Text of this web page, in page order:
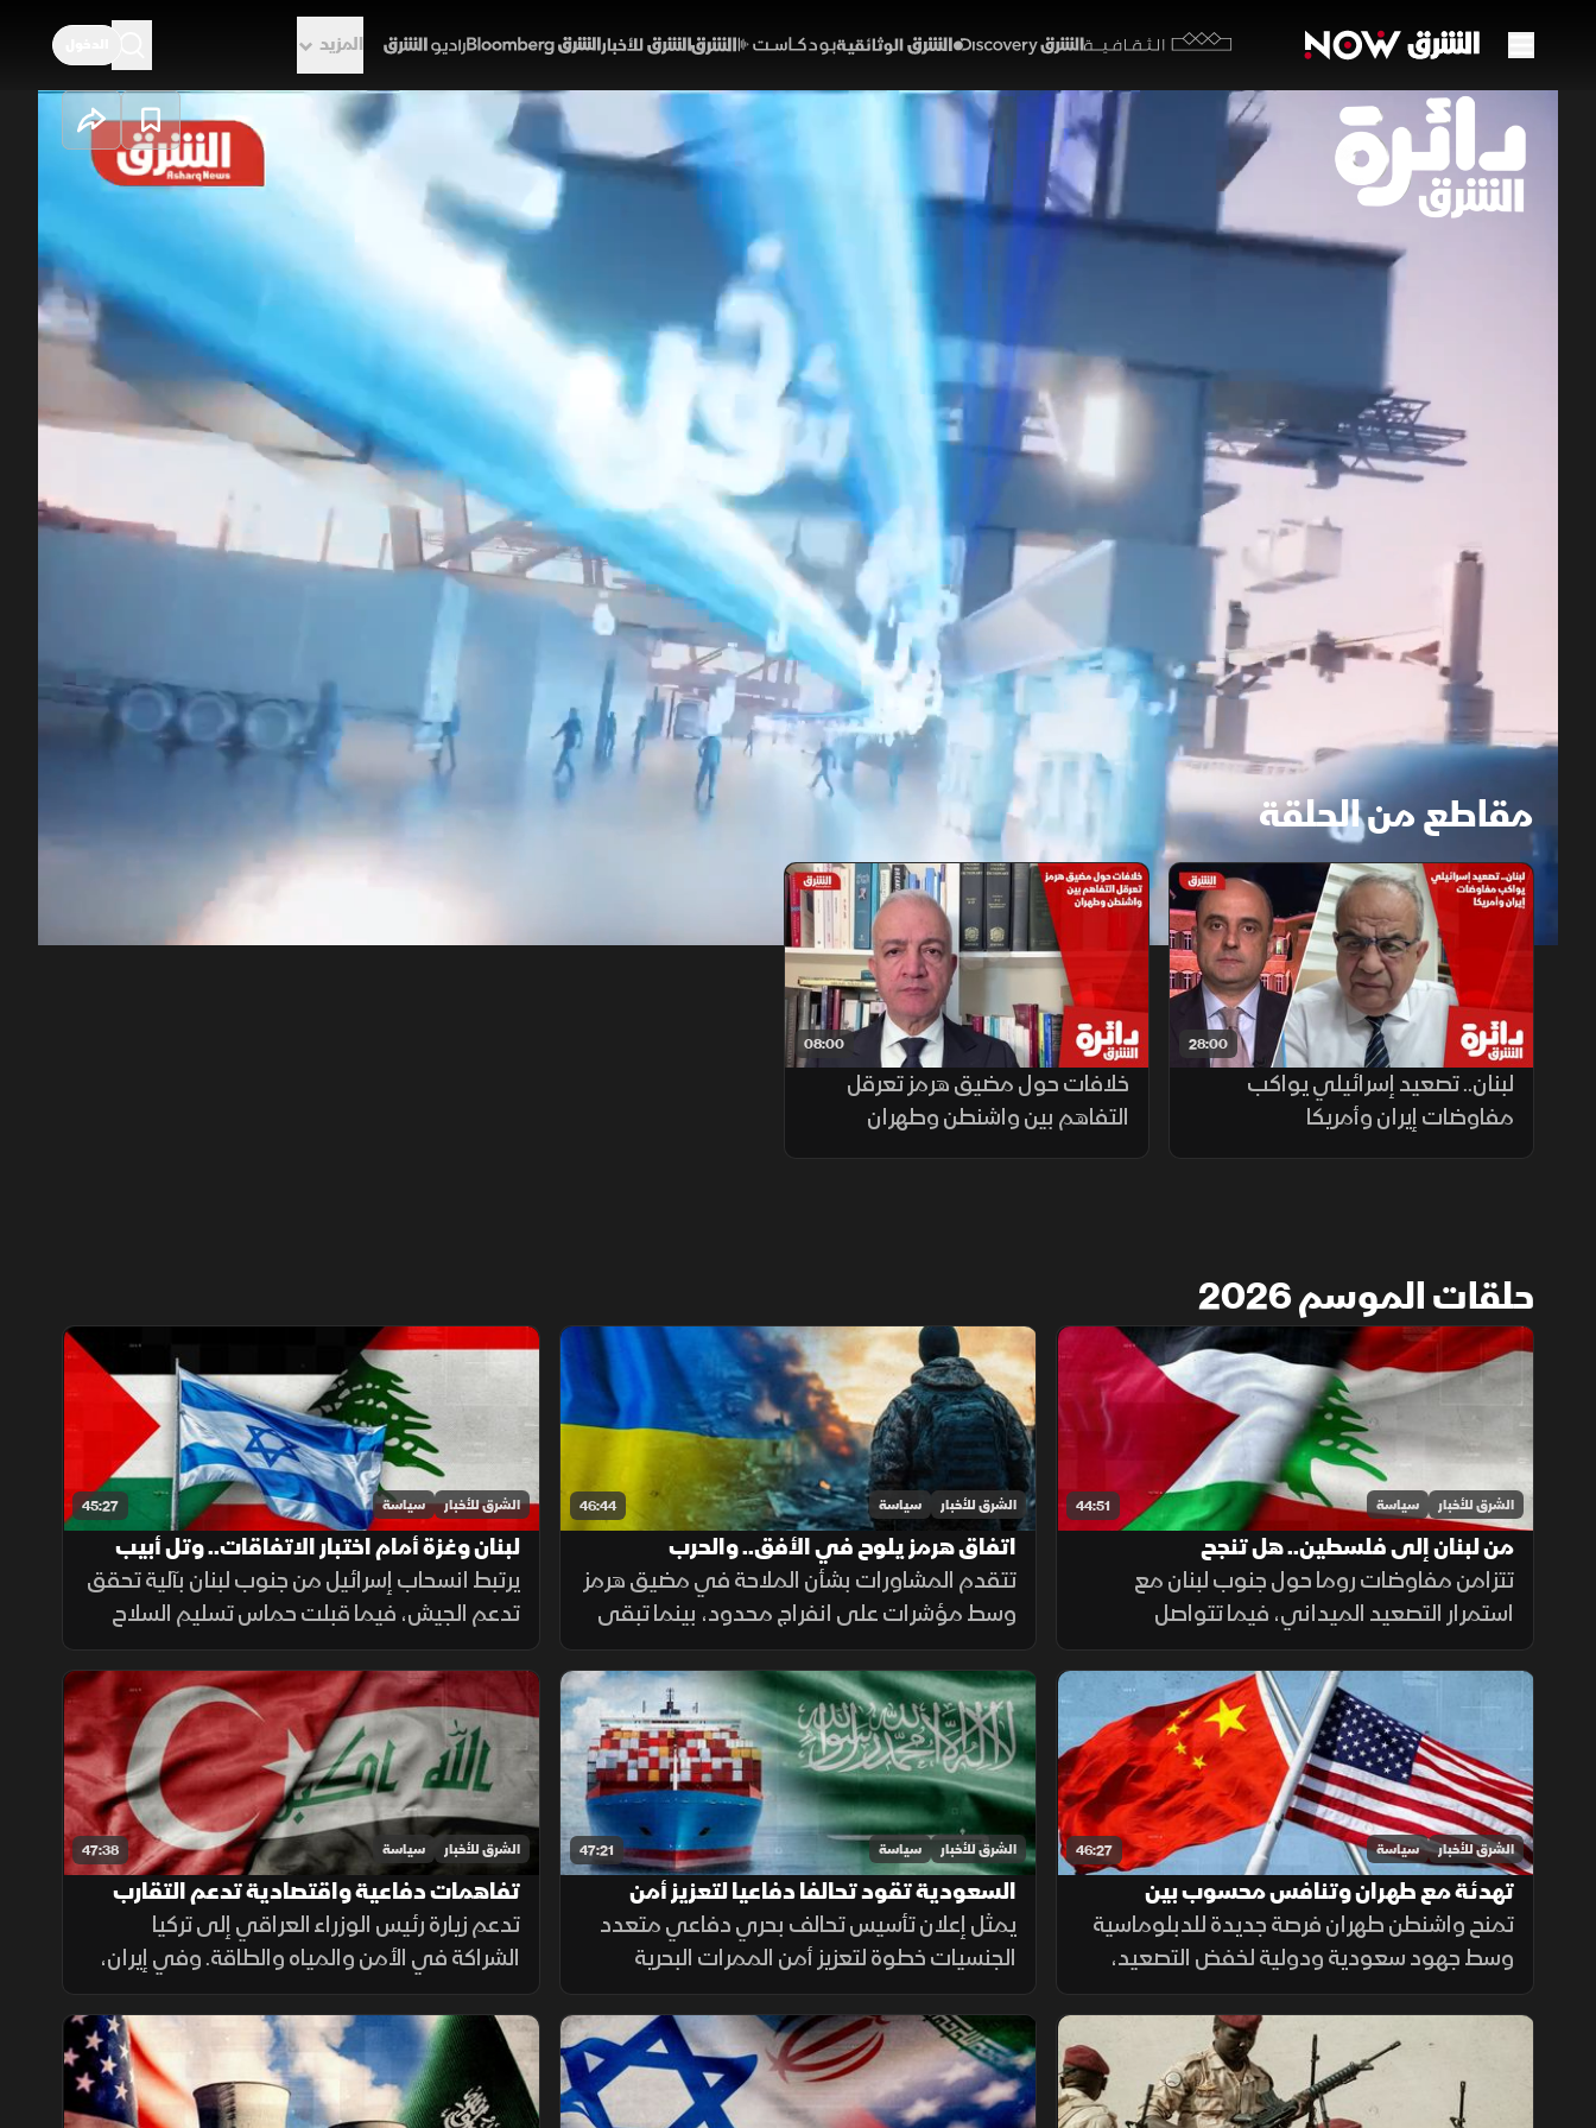
الثقافية
المزيد
00:12 1x auto
تصعيد لبنان ومفاوضات إيران.. مشهد إقليمي
يقترب من الانفجار
25 مايو 2026
تتحرك مفاوضات واشنطن وطهران وسط تفاؤل أميركي حذر ونفي إيراني لأي تقدم حاسم، بينما تستضيف
الدوحة محادثات حول ملفات اليورانيوم والعقوبات، في وقت يشهد فيه الجنوب اللبناني تصعيداً عسكرياً
متزايداً مع غارات إسرائيلية وتهديدات متبادلة، ما يجعل المشهد الإقليمي شديد التعقيد والتداخل.
برامج الشرق الإخبارية دائرة الشرق الولايات المتحدة إيران
مقاطع من الحلقة
28:00
لبنان.. تصعيد إسرائيلي يواكب
مفاوضات إيران وأمريكا
08:00
خلافات حول مضيق هرمز تعرقل
التفاهم بين واشنطن وطهران
حلقات الموسم 2026
44:51 الشرق للأخبار سياسة
من لبنان إلى فلسطين.. هل تنجح
الدبلوماسية العربية في مواجهة التصعيد
الإسرائيلي؟
تتزامن مفاوضات روما حول جنوب لبنان مع
استمرار التصعيد الميداني، فيما تتواصل
التحركات العربية والدولية بشأن القدس، وسط
تعثر اتفاق غزة وتصاعد التوتر في الضفة الغربية.
46:44 الشرق للأخبار سياسة
اتفاق هرمز يلوح في الأفق.. والحرب
الأوكرانية تدخل مرحلة استنزاف
تتقدم المشاورات بشأن الملاحة في مضيق هرمز
وسط مؤشرات على انفراج محدود، بينما تبقى
القضايا الجوهرية بين واشنطن وطهران مطروحة.
وفي المقابل تتواصل الحرب الروسية الأوكرانية
مع تصاعد الضغوط المتبادلة.
45:27 الشرق للأخبار سياسة
لبنان وغزة أمام اختبار الاتفاقات.. وتل أبيب
تمسك بمفتاح التنفيذ
يرتبط انسحاب إسرائيل من جنوب لبنان بآلية تحقق
تدعم الجيش، فيما قبلت حماس تسليم السلاح
تحت ضغط إنساني ووساطات. ويبقى نجاح
المسارين مرهونا بالضغط الأميركي على تل أبيب.
46:27 الشرق للأخبار سياسة
تهدئة مع طهران وتنافس محسوب بين
واشنطن وبكين
تمنح واشنطن طهران فرصة جديدة للدبلوماسية
وسط جهود سعودية ودولية لخفض التصعيد،
بينما تعود التوترات الأميركية الصينية إلى
الواجهة مع رسائل حازمة بشأن تايوان.
47:21 الشرق للأخبار سياسة
السعودية تقود تحالفا دفاعيا لتعزيز أمن
الممرات الملاحية
يمثل إعلان تأسيس تحالف بحري دفاعي متعدد
الجنسيات خطوة لتعزيز أمن الممرات البحرية
وحماية التجارة العالمية، عبر إطار مؤسسي
للتنسيق والردع في مواجهة التهديدات
المتزايدة.
47:38 الشرق للأخبار سياسة
تفاهمات دفاعية واقتصادية تدعم التقارب
بين بغداد وأنقرة.. والحرس الثوري يتمسك
بالنفوذ
تدعم زيارة رئيس الوزراء العراقي إلى تركيا
الشراكة في الأمن والمياه والطاقة. وفي إيران،
يقدم الحرس الثوري النفوذ في هرمز على
التفاوض، بينما تدفع تيارات أخرى نحو حوار
يخفف الضغوط الاقتصادية.